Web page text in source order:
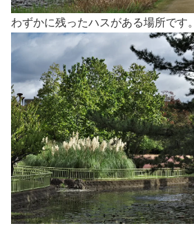
わずかに残ったハスがある場所です。